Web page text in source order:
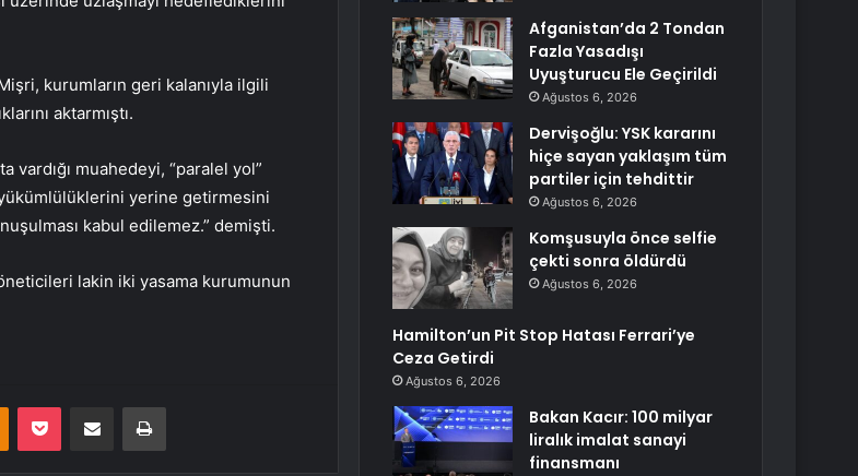
kurumların geri kalanıyla ilgili
aktarmıştı.
vardığı muahedeyi, “paralel yol”
yerine getirmesini
kabul edilemez.” demişti.
lakin iki yasama kurumunun
Odnoklassniki
Pocket E-Posta ile paylaş Yazdır
Afganistan’da 2 Tondan
Fazla Yasadışı
Uyuşturucu Ele Geçirildi
Ağustos 6, 2026
Dervişoğlu: YSK kararını
hiçe sayan yaklaşım tüm
partiler için tehdittir
Ağustos 6, 2026
Komşusuyla önce selfie
çekti sonra öldürdü
Ağustos 6, 2026
Hamilton’un Pit Stop Hatası Ferrari’ye
Ceza Getirdi
Ağustos 6, 2026
Bakan Kacır: 100 milyar
liralık imalat sanayi
finansmanı